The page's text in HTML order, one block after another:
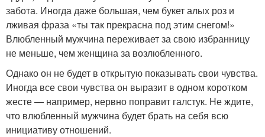
забота. Иногда даже большая, чем букет алых роз и
лживая фраза «ты так прекрасна под этим снегом!»
Влюбленный мужчина переживает за свою избранницу
не меньше, чем женщина за возлюбленного.
Однако он не будет в открытую показывать свои чувства.
Иногда все свои чувства он выразит в одном коротком
жесте — например, нервно поправит галстук. Не ждите,
что влюбленный мужчина будет брать на себя всю
инициативу отношений.